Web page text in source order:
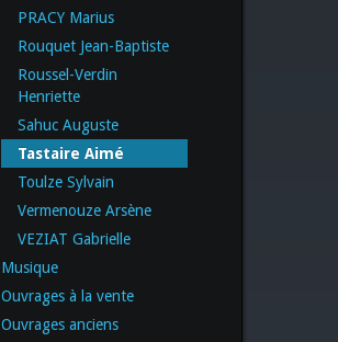
PRACY Marius
Rouquet Jean-Baptiste
Roussel-Verdin
Henriette
Sahuc Auguste
Tastaire Aimé
Toulze Sylvain
Vermenouze Arsène
VEZIAT Gabrielle
Musique
Ouvrages à la vente
Ouvrages anciens